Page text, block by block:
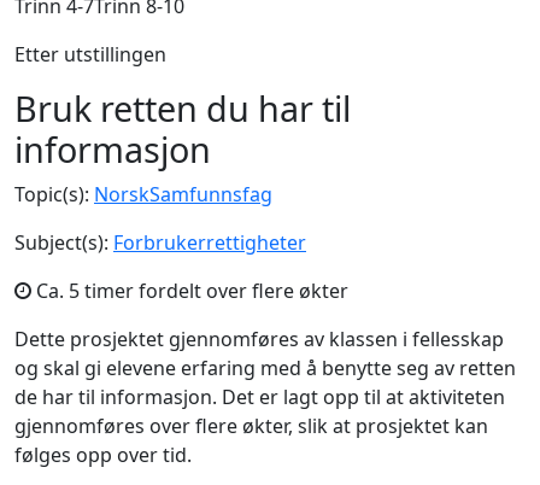
Trinn 4-7Trinn 8-10
Etter utstillingen
Bruk retten du har til
informasjon
Topic(s): NorskSamfunnsfag
Subject(s): Forbrukerrettigheter
Ca. 5 timer fordelt over flere økter
Dette prosjektet gjennomføres av klassen i fellesskap
og skal gi elevene erfaring med å benytte seg av retten
de har til informasjon. Det er lagt opp til at aktiviteten
gjennomføres over flere økter, slik at prosjektet kan
følges opp over tid.